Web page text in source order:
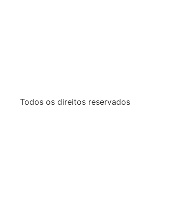
Todos os direitos reservados